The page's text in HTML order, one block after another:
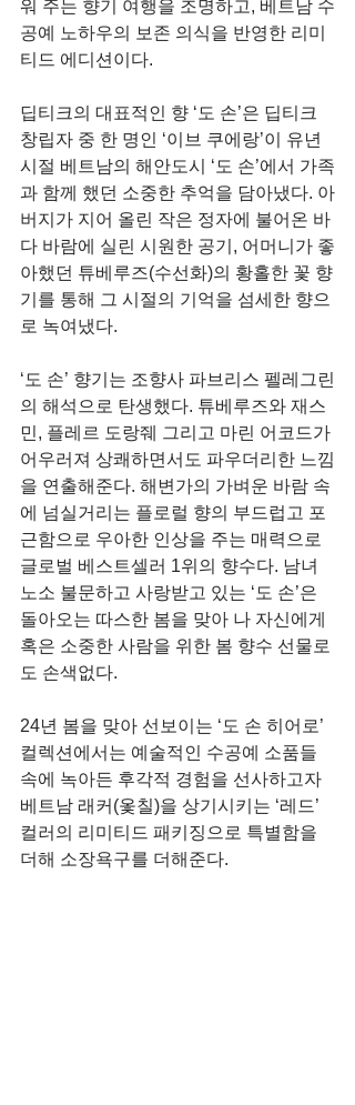
워 주는 향기 여행을 조명하고, 베트남 수
공예 노하우의 보존 의식을 반영한 리미
티드 에디션이다.
딥티크의 대표적인 향 ‘도 손’은 딥티크
창립자 중 한 명인 ‘이브 쿠에랑’이 유년
시절 베트남의 해안도시 ‘도 손’에서 가족
과 함께 했던 소중한 추억을 담아냈다. 아
버지가 지어 올린 작은 정자에 불어온 바
다 바람에 실린 시원한 공기, 어머니가 좋
아했던 튜베루즈(수선화)의 황홀한 꽃 향
기를 통해 그 시절의 기억을 섬세한 향으
로 녹여냈다.
‘도 손’ 향기는 조향사 파브리스 펠레그린
의 해석으로 탄생했다. 튜베루즈와 재스
민, 플레르 도랑줴 그리고 마린 어코드가
어우러져 상쾌하면서도 파우더리한 느낌
을 연출해준다. 해변가의 가벼운 바람 속
에 넘실거리는 플로럴 향의 부드럽고 포
근함으로 우아한 인상을 주는 매력으로
글로벌 베스트셀러 1위의 향수다. 남녀
노소 불문하고 사랑받고 있는 ‘도 손’은
돌아오는 따스한 봄을 맞아 나 자신에게
혹은 소중한 사람을 위한 봄 향수 선물로
도 손색없다.
24년 봄을 맞아 선보이는 ‘도 손 히어로’
컬렉션에서는 예술적인 수공예 소품들
속에 녹아든 후각적 경험을 선사하고자
베트남 래커(옻칠)을 상기시키는 ‘레드’
컬러의 리미티드 패키징으로 특별함을
더해 소장욕구를 더해준다.